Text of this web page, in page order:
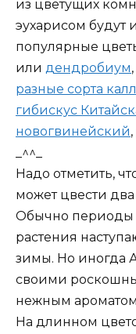
из цветущих
эухарисом будут
популярные
или дендробиум,
разные сорта
гибискус
новогвинейский,
_^^_
Надо отметить,
может цвести
Обычно периоды
растения
зимы. Но иногда
своими
нежным
На длинном